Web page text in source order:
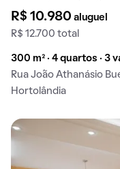
R$ 10.980aluguel
R$ 12.700 total
300 m² · 4 quartos · 3
Rua João Athanásio
Hortolândia